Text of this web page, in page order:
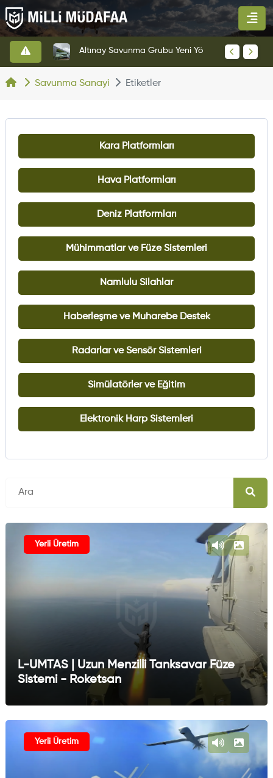
Savunma Sanayi Etiketler
Yerli Üretim
L-UMTAS | Uzun Menzilli Tanksavar Füze
Sistemi - Roketsan
Yerli Üretim
Kara Platformları
Hava Platformları
Deniz Platformları
Mühimmatlar ve Füze Sistemleri
Namlulu Silahlar
Haberleşme ve Muharebe Destek
Radarlar ve Sensör Sistemleri
Simülatörler ve Eğitim
Elektronik Harp Sistemleri